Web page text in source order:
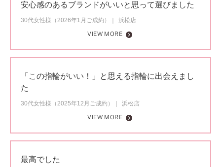
安心感のあるブランドがいいと思って選びました
30代女性様（2026年1月ご成約）
浜松店
VIEW MORE
「この指輪がいい！」と思える指輪に出会えまし
た
30代女性様（2025年12月ご成約）
浜松店
VIEW MORE
最高でした